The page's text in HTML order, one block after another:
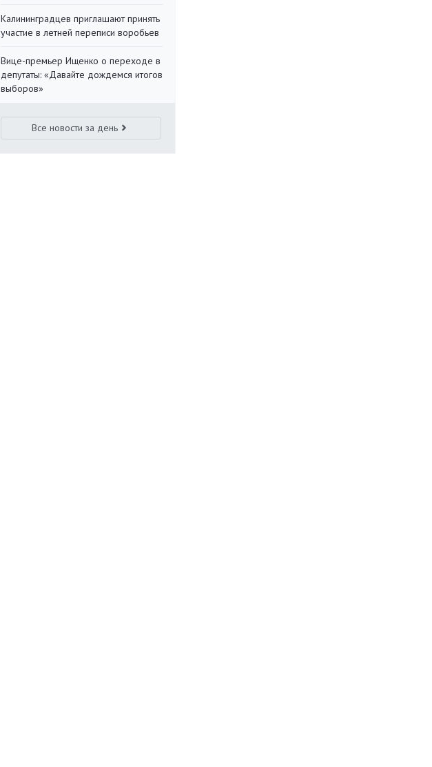
Калининградцев приглашают принять
участие в летней переписи воробьев
Вице-премьер Ищенко о переходе в
депутаты: «Давайте дождемся итогов
выборов»
Все новости за день